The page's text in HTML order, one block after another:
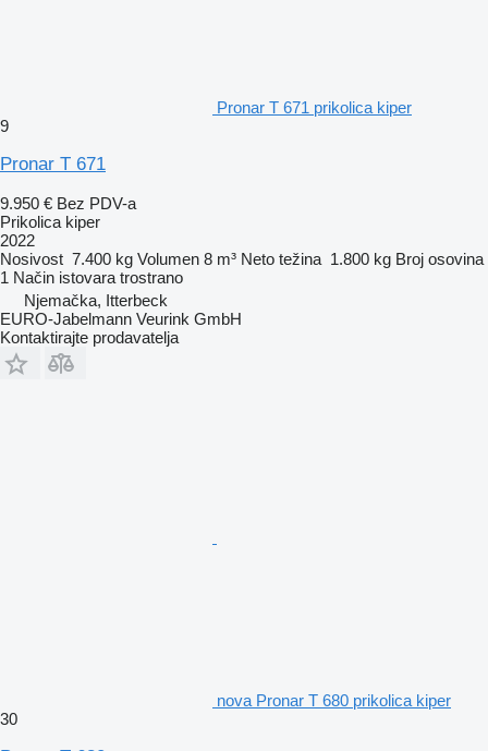
Pronar T 671 prikolica kiper
9
Pronar T 671
9.950 € Bez PDV-a
Prikolica kiper
2022
Nosivost 7.400 kg Volumen 8 m³ Neto težina 1.800 kg Broj osovina
1 Način istovara trostrano
Njemačka, Itterbeck
EURO-Jabelmann Veurink GmbH
Kontaktirajte prodavatelja
nova Pronar T 680 prikolica kiper
30